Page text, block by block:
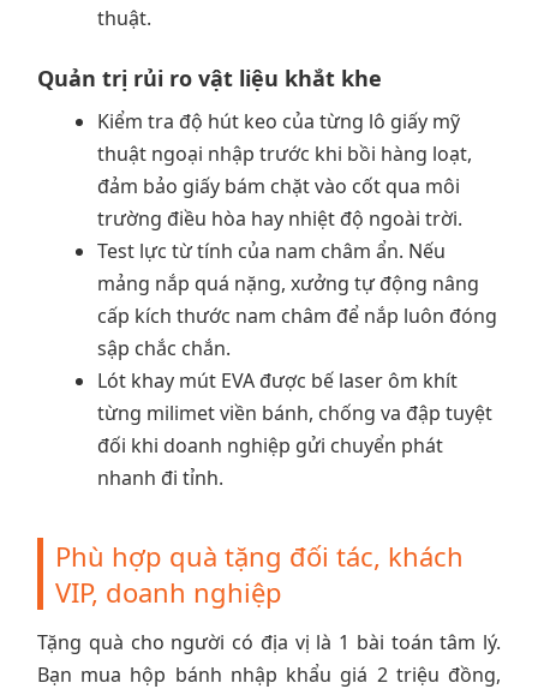
thuật.
Quản trị rủi ro vật liệu khắt khe
Kiểm tra độ hút keo của từng lô giấy mỹ
thuật ngoại nhập trước khi bồi hàng loạt,
đảm bảo giấy bám chặt vào cốt qua môi
trường điều hòa hay nhiệt độ ngoài trời.
Test lực từ tính của nam châm ẩn. Nếu
mảng nắp quá nặng, xưởng tự động nâng
cấp kích thước nam châm để nắp luôn đóng
sập chắc chắn.
Lót khay mút EVA được bế laser ôm khít
từng milimet viền bánh, chống va đập tuyệt
đối khi doanh nghiệp gửi chuyển phát
nhanh đi tỉnh.
Phù hợp quà tặng đối tác, khách
VIP, doanh nghiệp
Tặng quà cho người có địa vị là 1 bài toán tâm lý.
Bạn mua hộp bánh nhập khẩu giá 2 triệu đồng,